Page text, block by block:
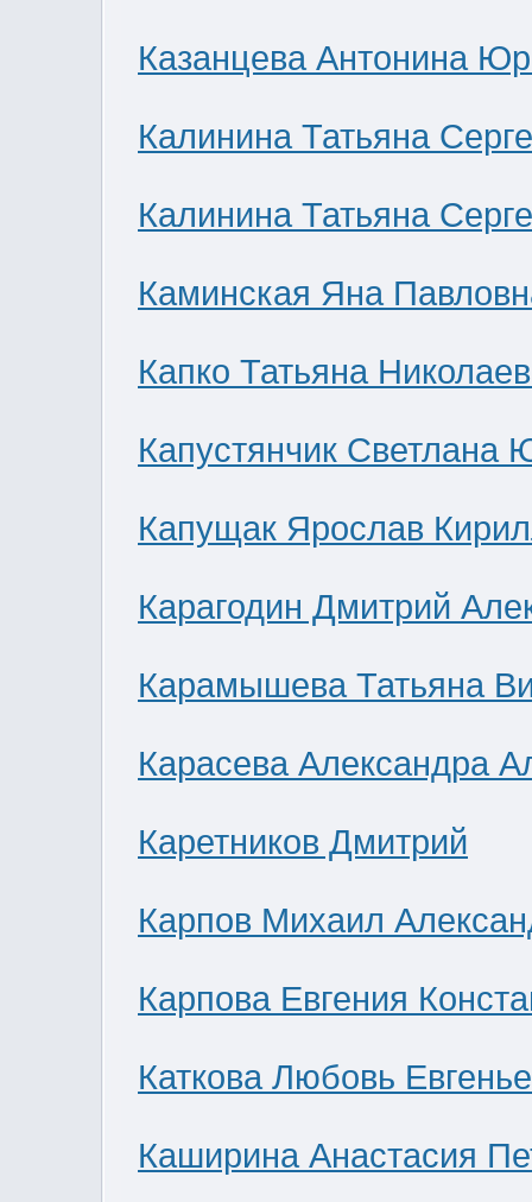
Казанцева Антонина
Калинина Татьяна
Калинина Татьяна
Каминская Яна
Капко Татьяна
Капустянчик Светлана
Капущак Ярослав
Карагодин Дмитрий
Карамышева Татьяна
Карасева Александра
Каретников Дмитрий
Карпов Михаил
Карпова Евгения
Каткова Любовь
Каширина Анастасия